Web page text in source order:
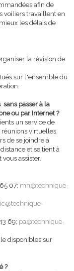
afin de
voiliers travaillent en
les délais de
la révision de
sur l"ensemble du
passer à la
ou par Internet ?
un service de
virtuelles.
de se joindre à
et se tient à
assister.
07; mn@technique-
69; pa@technique-
disponibles sur
?